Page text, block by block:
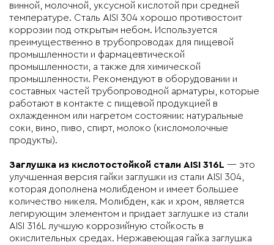
винной, молочной, уксусной кислотой при средней
температуре. Сталь AISI 304 хорошо противостоит
коррозии под открытым небом. Используется
преимущественно в трубопроводах для пищевой
промышленности и фармацевтической
промышленности, а также для химической
промышленности. Рекомендуют в оборудовании и
составных частей трубопроводной арматуры, которые
работают в контакте с пищевой продукцией в
охлажденном или нагретом состоянии: натуральные
соки, вино, пиво, спирт, молоко (кисломолочные
продукты).
Заглушка из кислотостойкой стали AISI 316L — это
улучшенная версия гайки заглушки из стали AISI 304,
которая дополнена молибденом и имеет большее
количество никеля. Молибден, как и хром, является
легирующим элементом и придает заглушке из стали
AISI 316L лучшую коррозийную стойкость в
окислительных средах. Нержавеющая гайка заглушка